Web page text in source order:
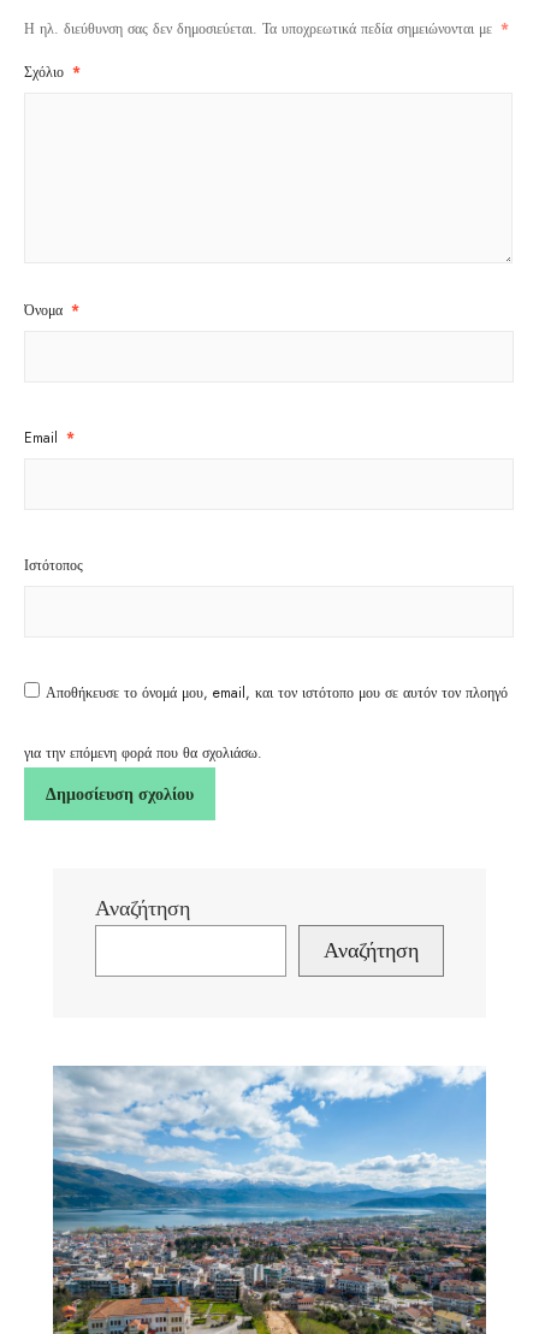
Η ηλ. διεύθυνση σας δεν δημοσιεύεται. Τα υποχρεωτικά πεδία σημειώνονται με *
Σχόλιο *
Όνομα *
Email *
Ιστότοπος
Αποθήκευσε το όνομά μου, email, και τον ιστότοπο μου σε αυτόν τον πλοηγό
για την επόμενη φορά που θα σχολιάσω.
Αναζήτηση
Αναζήτηση